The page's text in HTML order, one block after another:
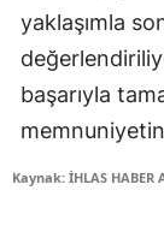
yaklaşımla
başarıyla
Kaynak: İHLAS HABER